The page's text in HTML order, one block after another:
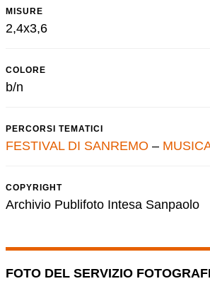
MISURE
2,4x3,6
COLORE
b/n
PERCORSI TEMATICI
FESTIVAL DI SANREMO –
COPYRIGHT
Archivio Publifoto Intesa Sanpaolo
FOTO DEL SERVIZIO